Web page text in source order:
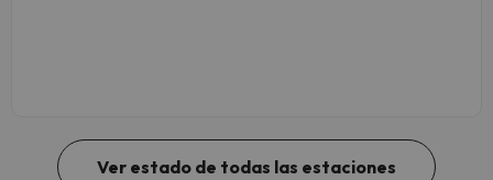
Ver estado de todas las estaciones